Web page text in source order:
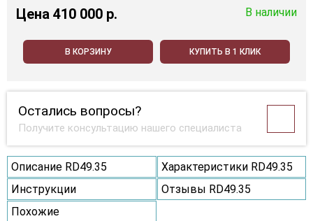
Цена 410 000 p. В наличии
В КОРЗИНУ КУПИТЬ В 1 КЛИК
Остались вопросы?
Получите консультацию нашего специалиста
Описание RD49.35
Характеристики RD49.35
Инструкции
Отзывы RD49.35
Похожие